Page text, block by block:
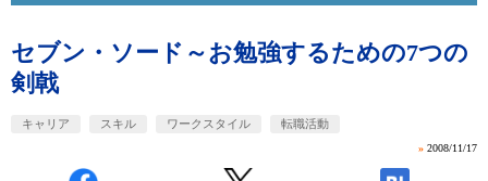
セブン・ソード～お勉強するための7つの
剣戟
キャリア スキル ワークスタイル 転職活動
» 2008/11/17